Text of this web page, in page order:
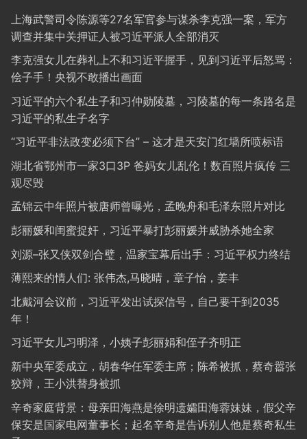
上海武警司令陈源等27名军官参与谋杀李克强一案，军方
调查并集中关押证人被习近平派人全部消灭
李克强女儿在葬礼上不和习近平握手，见到习近平后怒骂：
侩子手！央视不敢播出画面
习近平的六个私生子和习仲勋陵墓，习陵墓的每一条路名是
习近平的私生子名字
“习近平非法政变必须下台” – 这才是天安门红墙所喷标语
湖北省鄂州市一家3口3P 爸妈女儿乱伦！数百照片疯传 三
观尽毁
孟锦云中年照片被唐师曾曝光，孟晚舟和毛泽东照片对比
彭丽媛和闺蜜捉奸，习近平暴打彭丽媛并威胁杀她全家
刘源–张又侠双剑合璧，温家宝幕后出手：习近平权力终结
薄熙来的情人们: 张伟杰,马晓晴，章子怡，姜丰
北戴河会议前，习近平发出试探信号，自己要干到2035
年！
习近平女儿习明泽，小姨子彭丽娟和侄子齐明正
新中央军委成立，胡春华任军委主席；陈希被抓，蔡奇嚣张
狡辩，王小洪替身被抓
辛奇家庭背景：母亲田海燕是徐明遗孀田海蓉妹妹，假父辛
保安是国家电网董事长；起名辛奇是告诉别人他是蔡奇私生